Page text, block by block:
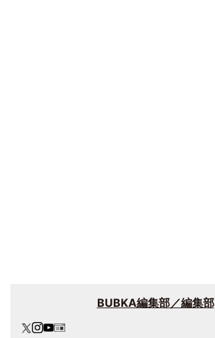
BUBKA編集部／編集部